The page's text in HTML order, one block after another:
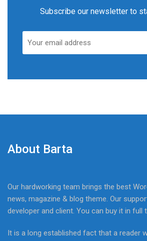
Subscribe our newsletter to
About Barta
Our hardworking team brings the best
news, magazine & blog theme. Our
developer and client. You can buy it in full
It is a long established fact that a reader